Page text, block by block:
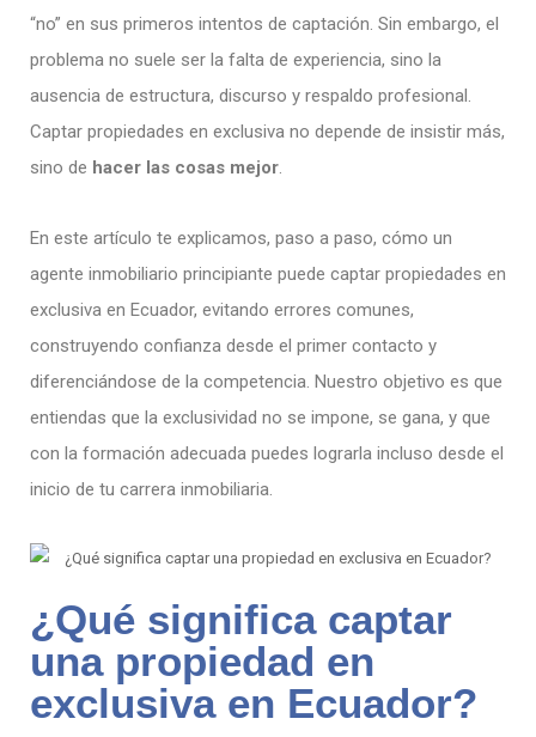
“no” en sus primeros intentos de captación. Sin embargo, el
problema no suele ser la falta de experiencia, sino la
ausencia de estructura, discurso y respaldo profesional.
Captar propiedades en exclusiva no depende de insistir más,
sino de hacer las cosas mejor.
En este artículo te explicamos, paso a paso, cómo un
agente inmobiliario principiante puede captar propiedades en
exclusiva en Ecuador, evitando errores comunes,
construyendo confianza desde el primer contacto y
diferenciándose de la competencia. Nuestro objetivo es que
entiendas que la exclusividad no se impone, se gana, y que
con la formación adecuada puedes lograrla incluso desde el
inicio de tu carrera inmobiliaria.
¿Qué significa captar
una propiedad en
exclusiva en Ecuador?